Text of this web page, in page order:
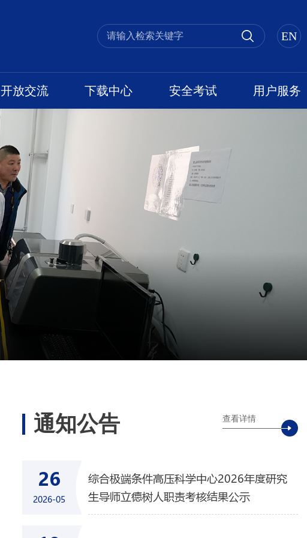
EN
开放交流 下载中心 安全考试 用户服务
通知公告 查看详情
26
2026-05
综合极端条件高压科学中心2026年度研究
生导师立德树人职责考核结果公示